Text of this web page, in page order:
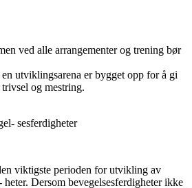
ved alle arrangementer og trening bør
utviklingsarena er bygget opp for å gi
og mestring.
sesferdigheter
viktigste perioden for utvikling av
Dersom bevegelsesferdigheter ikke